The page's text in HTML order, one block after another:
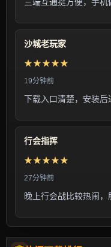
沙城老玩家
★★★★★
19分钟前
下载入口清楚，安装后
行会指挥
★★★★★
27分钟前
晚上行会战比较热闹，